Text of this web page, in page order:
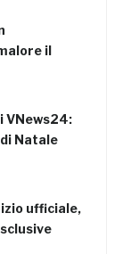
il
VNews24:
di Natale
ufficiale,